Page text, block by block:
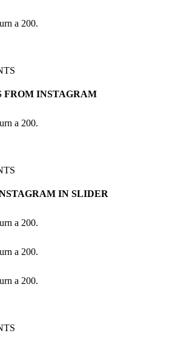
a 200.
FROM INSTAGRAM
a 200.
IN SLIDER
a 200.
a 200.
a 200.